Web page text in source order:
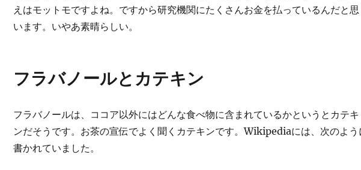
えはモットモですよね。ですから研究機関にたくさんお金を払っているんだと思
います。いやあ素晴らしい。
フラバノールとカテキン
フラバノールは、ココア以外にはどんな食べ物に含まれているかというとカテキ
ンだそうです。お茶の宣伝でよく聞くカテキンです。Wikipediaには、次のよう
書かれていました。